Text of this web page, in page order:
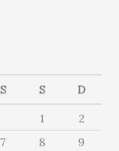
S S D
1
2
7 8
9